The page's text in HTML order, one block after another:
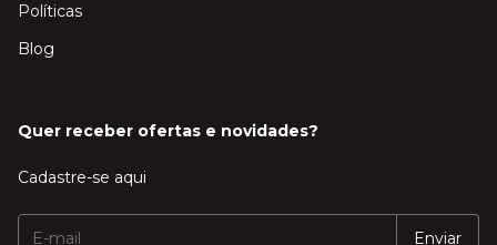
Políticas
Blog
Quer receber ofertas e novidades?
Cadastre-se aqui